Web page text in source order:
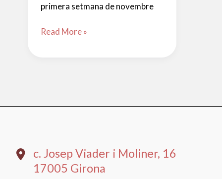
primera setmana de novembre
GRUPS
Read More »
c. Josep Viader i Moliner, 16
17005 Girona